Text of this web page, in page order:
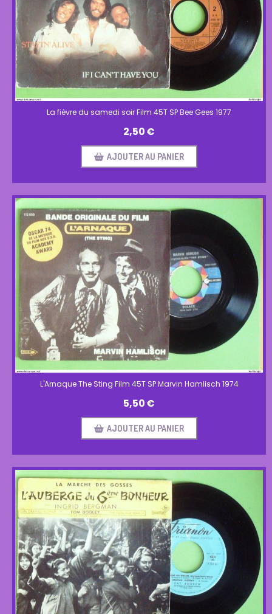
La fièvre du samedi soir Film 45T SP Bee Gees 1977
2,50€
AJOUTER AU PANIER
L'Arnaque The Sting Film 45T SP Marvin Hamlisch 1974
5,50€
AJOUTER AU PANIER